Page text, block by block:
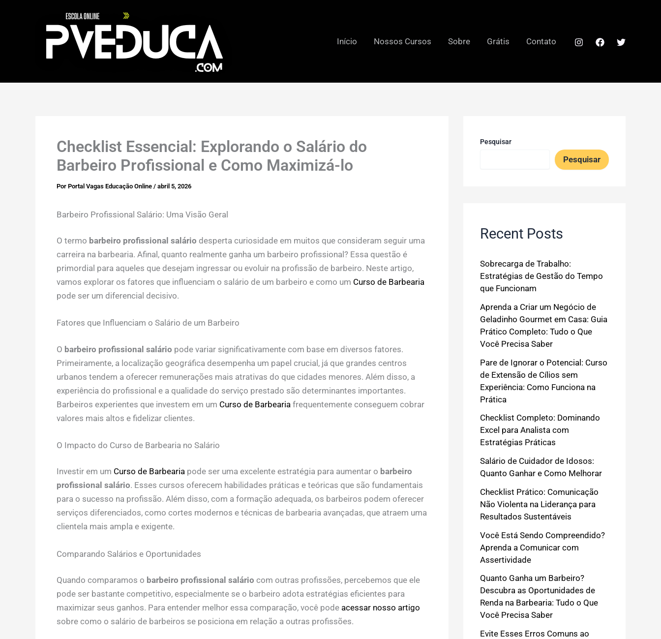
Início Nossos Cursos Sobre Grátis Contato
Checklist Essencial: Explorando o Salário do
Barbeiro Profissional e Como Maximizá-lo
Por Portal Vagas Educação Online / abril 5, 2026
Barbeiro Profissional Salário: Uma Visão Geral
O termo barbeiro profissional salário desperta curiosidade em muitos que consideram seguir uma
carreira na barbearia. Afinal, quanto realmente ganha um barbeiro profissional? Essa questão é
primordial para aqueles que desejam ingressar ou evoluir na profissão de barbeiro. Neste artigo,
vamos explorar os fatores que influenciam o salário de um barbeiro e como um Curso de Barbearia
pode ser um diferencial decisivo.
Fatores que Influenciam o Salário de um Barbeiro
O barbeiro profissional salário pode variar significativamente com base em diversos fatores.
Primeiramente, a localização geográfica desempenha um papel crucial, já que grandes centros
urbanos tendem a oferecer remunerações mais atrativas do que cidades menores. Além disso, a
experiência do profissional e a qualidade do serviço prestado são determinantes importantes.
Barbeiros experientes que investem em um Curso de Barbearia frequentemente conseguem cobrar
valores mais altos e fidelizar clientes.
O Impacto do Curso de Barbearia no Salário
Investir em um Curso de Barbeariapode ser uma excelente estratégia para aumentar o barbeiro
profissional salário. Esses cursos oferecem habilidades práticas e teóricas que são fundamentais
para o sucesso na profissão. Além disso, com a formação adequada, os barbeiros podem oferecer
serviços diferenciados, como cortes modernos e técnicas de barbearia avançadas, que atraem uma
clientela mais ampla e exigente.
Comparando Salários e Oportunidades
Quando comparamos o barbeiro profissional salário com outras profissões, percebemos que ele
pode ser bastante competitivo, especialmente se o barbeiro adota estratégias eficientes para
maximizar seus ganhos. Para entender melhor essa comparação, você pode acessar nosso artigo
sobre como o salário de barbeiros se posiciona em relação a outras profissões.
Pesquisar
Pesquisar
Recent Posts
Sobrecarga de Trabalho:
Estratégias de Gestão do Tempo
que Funcionam
Aprenda a Criar um Negócio de
Geladinho Gourmet em Casa: Guia
Prático Completo: Tudo o Que
Você Precisa Saber
Pare de Ignorar o Potencial: Curso
de Extensão de Cílios sem
Experiência: Como Funciona na
Prática
Checklist Completo: Dominando
Excel para Analista com
Estratégias Práticas
Salário de Cuidador de Idosos:
Quanto Ganhar e Como Melhorar
Checklist Prático: Comunicação
Não Violenta na Liderança para
Resultados Sustentáveis
Você Está Sendo Compreendido?
Aprenda a Comunicar com
Assertividade
Quanto Ganha um Barbeiro?
Descubra as Oportunidades de
Renda na Barbearia: Tudo o Que
Você Precisa Saber
Evite Esses Erros Comuns ao